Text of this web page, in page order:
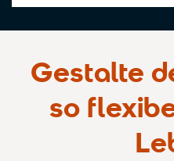
Gestalte
so